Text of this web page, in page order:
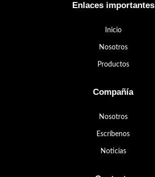
Enlaces importantes
Inicio
Nosotros
Productos
Compañía
Nosotros
Escríbenos
Noticias